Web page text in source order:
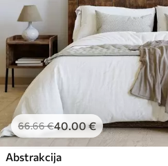
66.66€40.00€
Abstrakcija